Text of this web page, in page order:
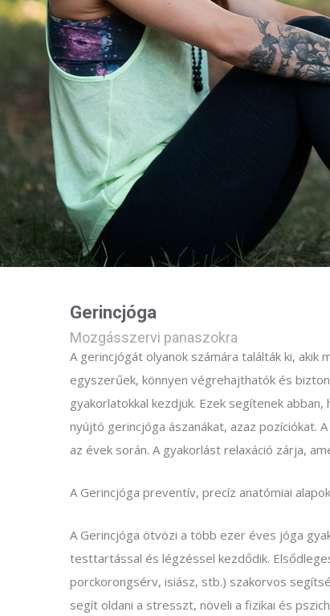
Gerincjóga
Mozgásszervi panaszokra
A gerincjógát olyanok számára találták ki,
egyszerűek, könnyen végrehajthatók és
gyakorlatokkal kezdjük. Ezek segítenek
nyújtó gerincjóga ászanákat, azaz pozíciókat.
az évek során. A gyakorlást relaxáció zárja,
A Gerincjóga preventív, precíz anatómiai
A Gerincjóga ötvözi a több ezer éves jóga
testtartással és légzéssel kezdődik.
porckorongsérv, isiász, stb.) szakorvos
segít oldani a stresszt, növeli a fizikai és